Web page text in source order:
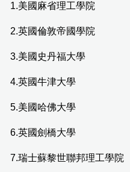
1.美國麻省理工學院
2.英國倫敦帝國學院
3.美國史丹福大學
4.英國牛津大學
5.美國哈佛大學
6.英國劍橋大學
7.瑞士蘇黎世聯邦理工學院